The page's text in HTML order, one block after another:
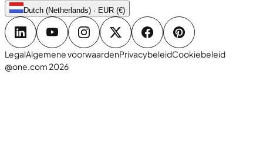
Dutch (Netherlands) · EUR (€)
LegalAlgemene voorwaardenPrivacybeleidCookiebeleid
@one.com 2026